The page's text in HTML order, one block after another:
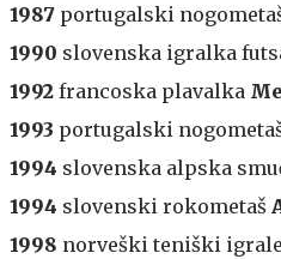
1987 portugalski
1990 slovenska igralka
1992 francoska plavalka
1993 portugalski
1994 slovenska alpska
1994 slovenski rokometaš
1998 norveški teniški